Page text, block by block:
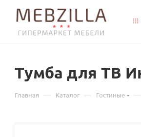
Тумба для ТВ
Главная — Каталог — Гостиные —